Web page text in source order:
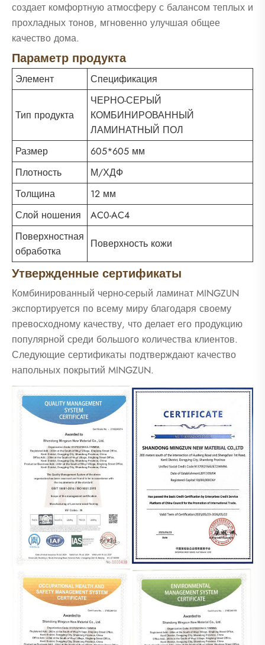
создает комфортную атмосферу с балансом теплых и
прохладных тонов, мгновенно улучшая общее
качество дома.
Параметр продукта
Элемент Спецификация
Тип продукта
ЧЕРНО-СЕРЫЙ
КОМБИНИРОВАННЫЙ
ЛАМИНАТНЫЙ ПОЛ
Размер
605*605 мм
Плотность
М/ХДФ
Толщина
12 мм
Слой ношения
AC0-AC4
Поверхностная
обработка
Поверхность кожи
Утвержденные сертификаты
Комбинированный черно-серый ламинат MINGZUN
экспортируется по всему миру благодаря своему
превосходному качеству, что делает его продукцию
популярной среди большого количества клиентов.
Следующие сертификаты подтверждают качество
напольных покрытий MINGZUN.